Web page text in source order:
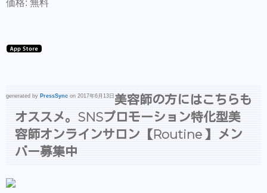
価格: 無料
generated by PressSync on 2017年6月13日 美容師の方にはこちらも
オススメ。SNSプロモーション特化型美
容師オンラインサロン【Routine 】メン
バー募集中